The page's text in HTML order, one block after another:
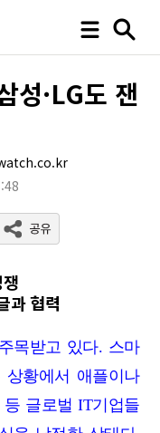
성·LG도 잰
과 협력
목받고 있다. 스마
황에서 애플이나
글로벌 IT기업들